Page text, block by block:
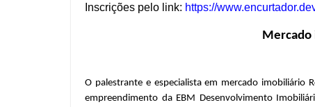
Inscrições pelo link: https://
O palestrante e especialista em mercado
empreendimento da EBM Desenvolvimento